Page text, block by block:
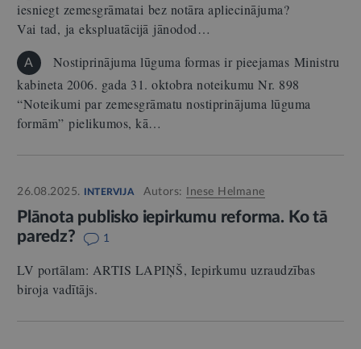
iesniegt zemesgrāmatai bez notāra apliecinājuma?
Vai tad, ja ekspluatācijā jānodod…
A
Nostiprinājuma lūguma formas ir pieejamas Ministru
kabineta 2006. gada 31. oktobra noteikumu Nr. 898
“Noteikumi par zemesgrāmatu nostiprinājuma lūguma
formām” pielikumos, kā…
26.08.2025. INTERVIJA Autors: Inese Helmane
Plānota publisko iepirkumu reforma. Ko tā
paredz?
1
LV portālam: ARTIS LAPIŅŠ, Iepirkumu uzraudzības
biroja vadītājs.